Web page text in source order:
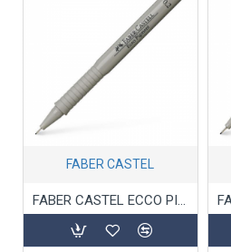
FABER CASTEL
FABER CASTEL ECCO PIGMENT ΜΑΡΚΑΔΟΡΟΣ ΣΧΕΔΙΟΥ 0.2 ΜΑΥΡΟ